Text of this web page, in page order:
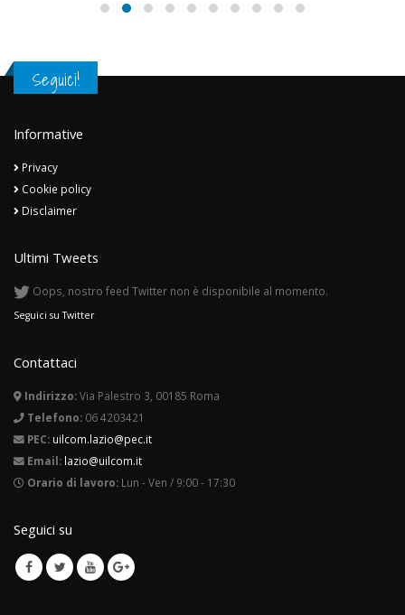
Seguici!
Cookie policy
Disclaimer
Seguici su Twitter
Telefono: 06 4203421
PEC: uilcom.lazio@pec.it
Email: lazio@uilcom.it
Orario di lavoro:Lun - Ven / 9:00 - 17:30